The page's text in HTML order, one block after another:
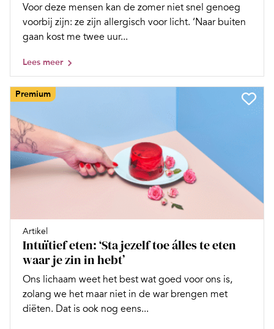
Voor deze mensen kan de zomer niet snel genoeg
voorbij zijn: ze zijn allergisch voor licht. ‘Naar buiten
gaan kost me twee uur...
Lees meer
Premium
Artikel
Intuïtief eten: ‘Sta jezelf toe álles te eten
waar je zin in hebt’
Ons lichaam weet het best wat goed voor ons is,
zolang we het maar niet in de war brengen met
diëten. Dat is ook nog eens...